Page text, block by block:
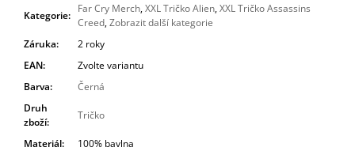
Kategorie:
Far Cry Merch,XXL Tričko Alien,XXL Tričko Assassins
Creed,Zobrazit další kategorie
Záruka:
2 roky
EAN:
Zvolte variantu
Barva:
Černá
Druh
zboží:
Tričko
Materiál:
100% bavlna